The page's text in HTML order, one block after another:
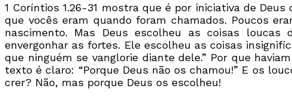
1 Coríntios 1.26-31 mostra que é por iniciativa de
que vocês eram quando foram chamados. Poucos
nascimento. Mas Deus escolheu as coisas
envergonhar as fortes. Ele escolheu as coisas
que ninguém se vanglorie diante dele.” Por que
texto é claro: “Porque Deus não os chamou!” E os
crer? Não, mas porque Deus os escolheu!